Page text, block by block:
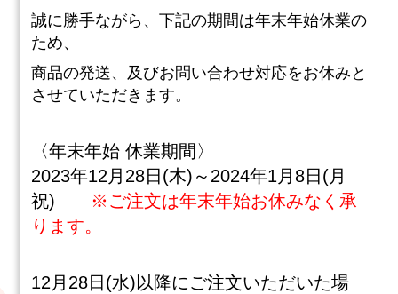
誠に勝手ながら、下記の期間は年末年始休業の
ため、
商品の発送、及びお問い合わせ対応をお休みと
させていただきます。
〈年末年始 休業期間〉
2023年12月28日(木)～2024年1月8日(月
祝) ※ご注文は年末年始お休みなく承
ります。
12月28日(水)以降にご注文いただいた場